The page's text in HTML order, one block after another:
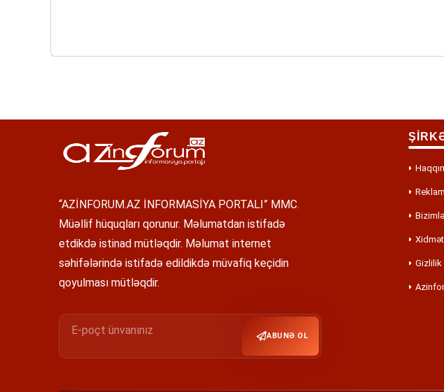
“AZİNFORUM.AZ İNFORMASİYA PORTALI” MMC.
Müəllif hüquqları qorunur. Məlumatdan istifadə
etdikdə istinad mütləqdir. Məlumat internet
səhifələrində istifadə edildikdə müvafiq keçidin
qoyulması mütləqdir.
ABUNƏ OL
Reklam
Gizlilik